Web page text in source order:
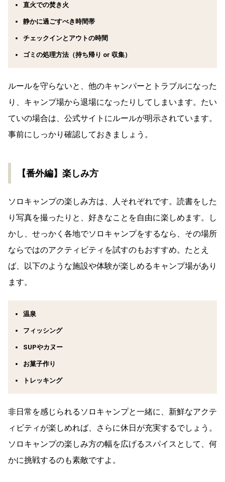
直火での焚き火
静かに過ごすべき時間帯
チェックインとアウトの時間
ゴミの処理方法（持ち帰り or 収集）
ルールを守らないと、他のキャンパーとトラブルになった
り、キャンプ場から退場になったりしてしまいます。たい
ていの場合は、公式サイトにルールが明示されています。
事前にしっかり確認しておきましょう。
【番外編】楽しみ方
ソロキャンプの楽しみ方は、人それぞれです。読書をした
り写真を撮ったりと、好きなことを自由に楽しめます。し
かし、せっかく各地でソロキャンプをするなら、その場所
ならではのアクティビティを試すのもおすすめ。たとえ
ば、以下のような施設や体験が楽しめるキャンプ場があり
ます。
温泉
フィッシング
SUPやカヌー
お菓子作り
トレッキング
非日常を感じられるソロキャンプと一緒に、新鮮なアクテ
ィビティが楽しめれば、さらに休日が充実するでしょう。
ソロキャンプの楽しみ方の幅を広げるスパイスとして、何
かに挑戦するのも素敵ですよ。